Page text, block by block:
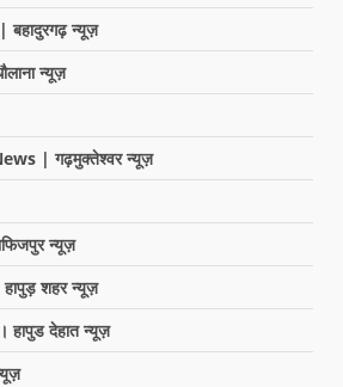
न्यूज़
न्यूज़
| गढ़मुक्तेश्वर न्यूज़
न्यूज़
शहर न्यूज़
देहात न्यूज़